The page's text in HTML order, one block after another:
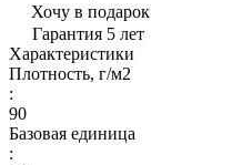
Хочу в подарок
Гарантия 5 лет
Характеристики
Плотность, г/м2
:
90
Базовая единица
: